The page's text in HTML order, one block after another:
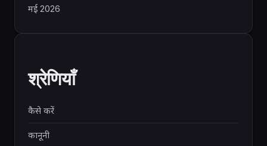
मई 2026
श्रेणियाँ
कैसे करें
कानूनी